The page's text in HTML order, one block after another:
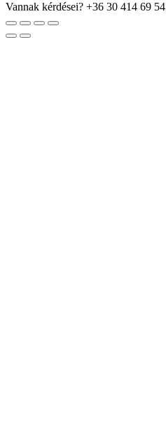
Vannak kérdései? +36 30 414 69 54